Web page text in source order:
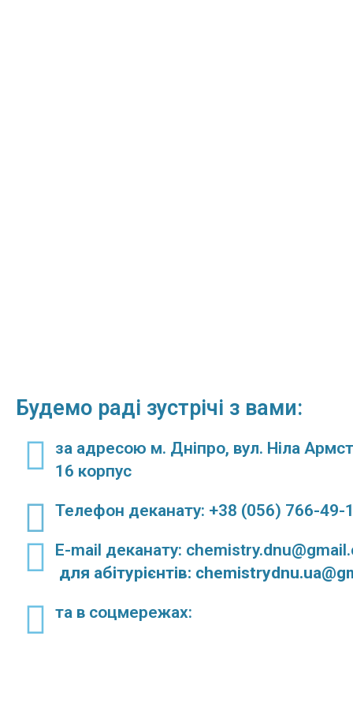
Будемо раді зустрічі з вами:
за адресою м. Дніпро, вул. Ніла
16 корпус
Телефон деканату: +38 (056) 766-49-
E-mail деканату:
для абітурієнтів:
та в соцмережах: